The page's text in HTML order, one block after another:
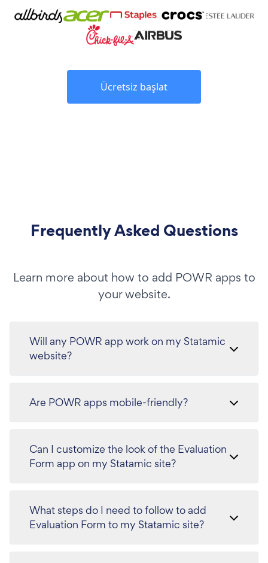
Ücretsiz başlat
Frequently Asked Questions
Learn more about how to add POWR apps to
your website.
Will any POWR app work on my Statamic
website?
Are POWR apps mobile-friendly?
Can I customize the look of the Evaluation
Form app on my Statamic site?
What steps do I need to follow to add
Evaluation Form to my Statamic site?